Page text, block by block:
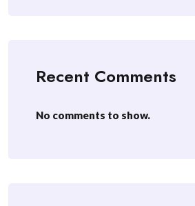
Recent Comments
No comments to show.